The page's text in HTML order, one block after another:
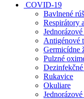
COVID-19
Bavlnené
Respirátory
Jednorázové
Antigénové
Germicídne
Pulzné
Rukavice
Okuliare